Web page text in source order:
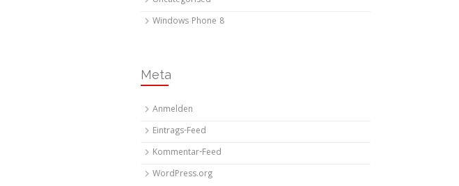
Windows Phone 8
Meta
Anmelden
Eintrags-Feed
Kommentar-Feed
WordPress.org